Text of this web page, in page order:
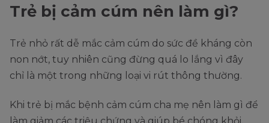
Trẻ bị cảm cúm nên làm gì?
Trẻ nhỏ rất dễ mắc cảm cúm do sức đề kháng còn
non nớt, tuy nhiên cũng đừng quá lo lắng vì đây
chỉ là một trong những loại vi rút thông thường.
Khi trẻ bị mắc bệnh cảm cúm cha mẹ nên làm gì để